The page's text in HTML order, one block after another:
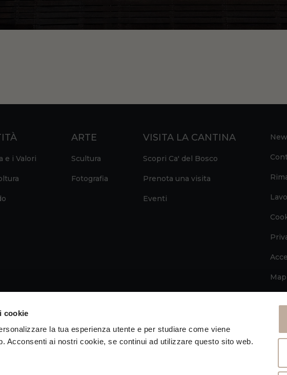
cookie
la tua esperienza utente e per studiare come viene
Acconsenti ai nostri cookie, se continui ad utilizzare questo sito web.
e i Valori
ARTE
Scultura
Fotografia
VISITA LA CANTINA
Scopri Ca' del Bosco
Prenota una visita
Eventi
04050710989 VIA ALBANO ZANELLA, 13 25030 ERBUSCO (BS)